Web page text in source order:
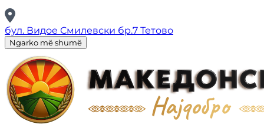
бул. Видое Смилевски бр.7 Тетово
Ngarko më shumë